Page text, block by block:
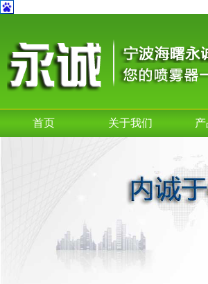
首页 关于我们